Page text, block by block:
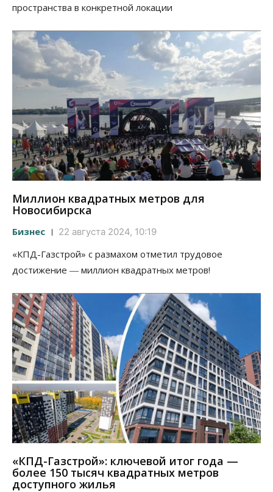
пространства в конкретной локации
Миллион квадратных метров для
Новосибирска
Бизнес 22 августа 2024, 10:19
«КПД-Газстрой» с размахом отметил трудовое
достижение ― миллион квадратных метров!
«КПД-Газстрой»: ключевой итог года —
более 150 тысяч квадратных метров
доступного жилья